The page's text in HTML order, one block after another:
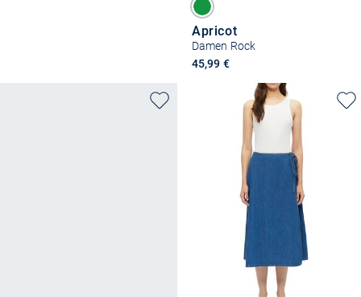
Apricot
Damen Rock
45,99 €